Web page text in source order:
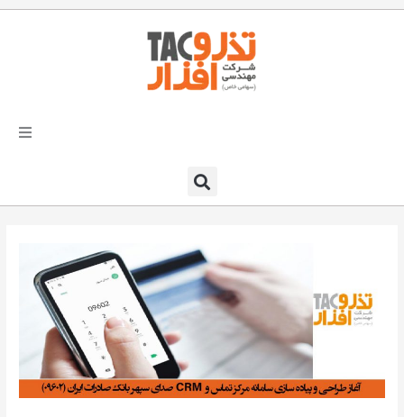
رفتن
راهکارهای تذروافزار در صنایع
خدمات و پشتیبانی
دعوت به همکاری